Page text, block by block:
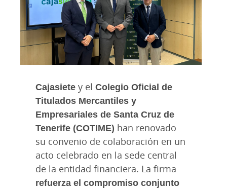
Cajasiete y el Colegio Oficial de
Titulados Mercantiles y
Empresariales de Santa Cruz de
Tenerife (COTIME) han renovado
su convenio de colaboración en un
acto celebrado en la sede central
de la entidad financiera. La firma
refuerza el compromiso conjunto